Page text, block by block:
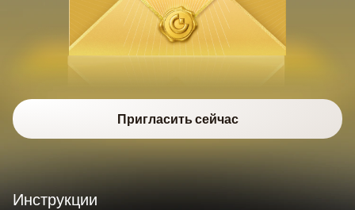
Пригласить сейчас
Инструкции